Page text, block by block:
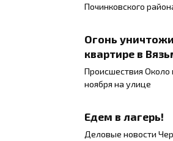
Починковского
Огонь
квартире в
Происшествия Около
ноября на улице
Едем в лагерь!
Деловые новости